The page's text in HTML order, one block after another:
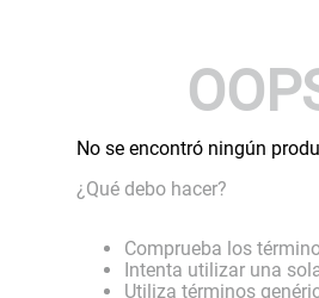
No se encontró ningún
¿Qué debo hacer?
Comprueba los
Intenta utilizar una
Utiliza términos